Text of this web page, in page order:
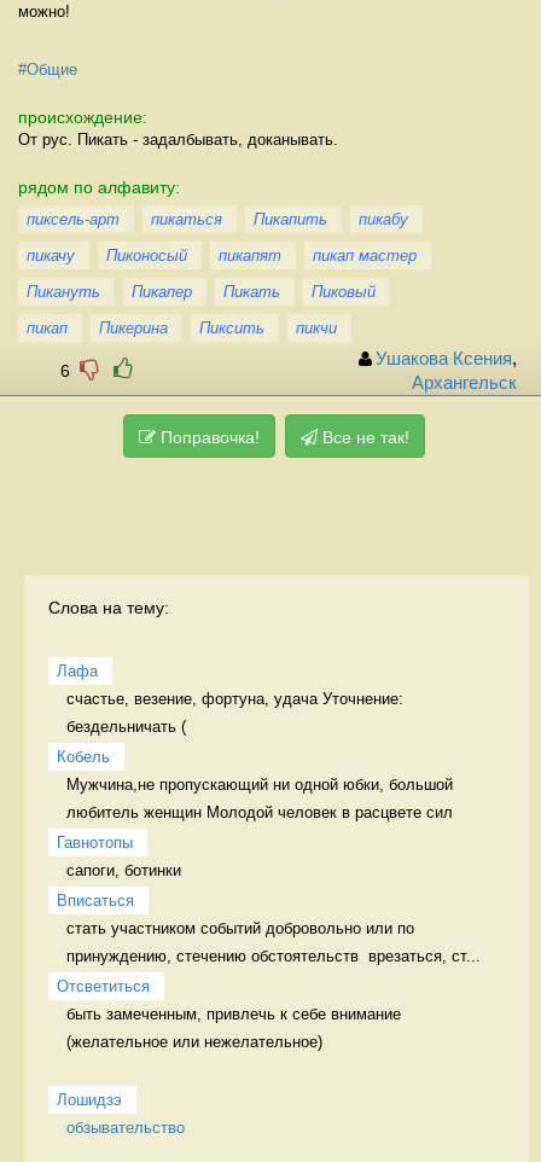
можно!
#Общие
происхождение:
От рус. Пикать - задалбывать, доканывать.
рядом по алфавиту:
пиксель-арт пикаться Пикапить
пикабу
пикачу
Пиконосый пикапят
пикап мастер
Пикануть
Пикапер Пикать
Пиковый
пикап
Пикерина Пиксить пикчи
6
Ушакова Ксения,
Архангельск
Поправочка! Все не так!
Слова на тему:
Лафа
счастье, везение, фортуна, удача Уточнение:
бездельничать (
Кобель
Мужчина,не пропускающий ни одной юбки, большой
любитель женщин Молодой человек в расцвете сил
Гавнотопы
сапоги, ботинки
Вписаться
стать участником событий добровольно или по
принуждению, стечению обстоятельств  врезаться, ст...
Отсветиться
быть замеченным, привлечь к себе внимание
(желательное или нежелательное)
Лошидзэ
обзывательство